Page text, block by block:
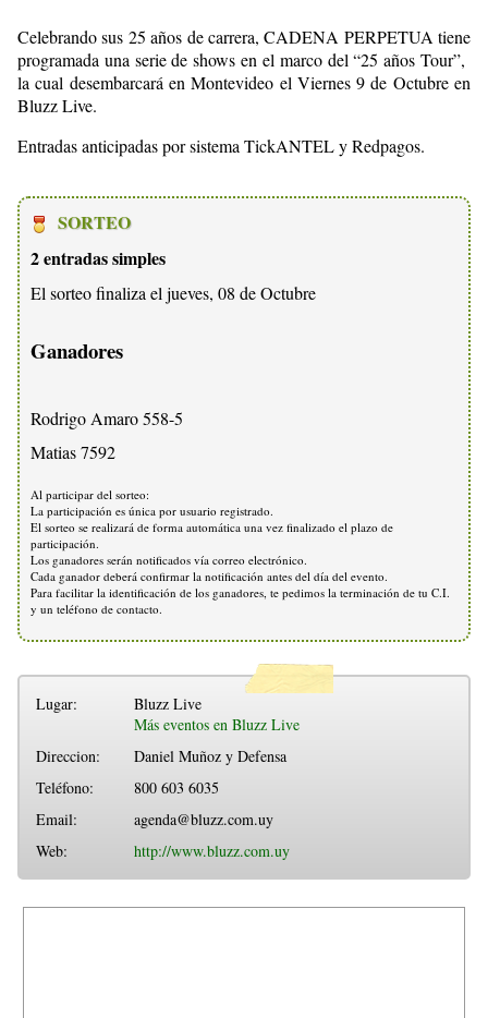
Celebrando sus 25 años de carrera, CADENA PERPETUA tiene
programada una serie de shows en el marco del “25 años Tour”,
la cual desembarcará en Montevideo el Viernes 9 de Octubre en
Bluzz Live.
Entradas anticipadas por sistema TickANTEL y Redpagos.
SORTEO
2 entradas simples
El sorteo finaliza el jueves, 08 de Octubre
Ganadores
Rodrigo Amaro 558-5
Matias 7592
Al participar del sorteo:
La participación es única por usuario registrado.
El sorteo se realizará de forma automática una vez finalizado el plazo de
participación.
Los ganadores serán notificados vía correo electrónico.
Cada ganador deberá confirmar la notificación antes del día del evento.
Para facilitar la identificación de los ganadores, te pedimos la terminación de tu C.I.
y un teléfono de contacto.
Lugar:
Bluzz Live
Más eventos en Bluzz Live
Direccion:
Daniel Muñoz y Defensa
Teléfono:
800 603 6035
Email:
agenda@bluzz.com.uy
Web:
http://www.bluzz.com.uy